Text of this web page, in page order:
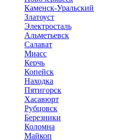
Каменск-Уральский
Златоуст
Электросталь
Альметьевск
Салават
Миасс
Керчь
Копейск
Находка
Пятигорск
Хасавюрт
Рубцовск
Березники
Коломна
Майкоп